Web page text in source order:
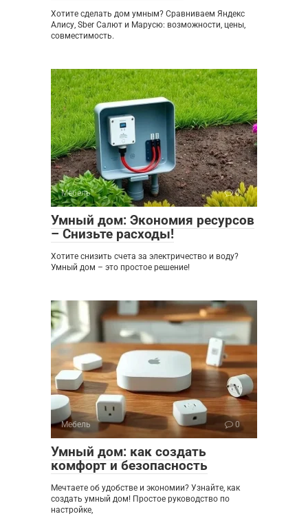
Хотите сделать дом умным? Сравниваем Яндекс
Алису, Sber Салют и Марусю: возможности, цены,
совместимость.
Мебель 0
Умный дом: Экономия ресурсов
– Снизьте расходы!
Хотите снизить счета за электричество и воду?
Умный дом – это простое решение!
Мебель 0
Умный дом: как создать
комфорт и безопасность
Мечтаете об удобстве и экономии? Узнайте, как
создать умный дом! Простое руководство по
настройке,